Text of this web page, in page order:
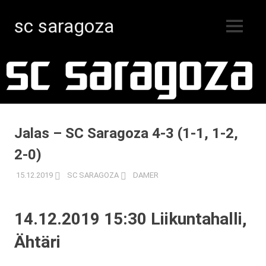
innehåll
sc saragoza
Kristinestad
sedan
MENY
Jalas – SC Saragoza 4-3 (1-1, 1-2,
2-0)
15.12.2019 SC SARAGOZA DAMER
14.12.2019 15:30 Liikuntahalli,
Ähtäri